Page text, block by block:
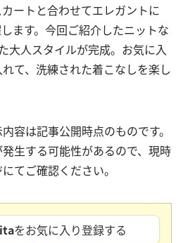
ートと合わせてエレガントに
ます。今回ご紹介したニットな
大人スタイルが完成。お気に入
て、洗練された着こなしを楽し
容は記事公開時点のものです。
生する可能性があるので、現時
てご確認ください。
をお気に入り登録する